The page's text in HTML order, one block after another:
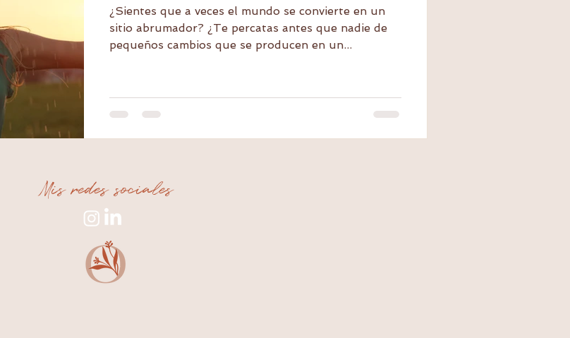
¿Sientes que a veces el mundo se convierte en un
sitio abrumador? ¿Te percatas antes que nadie de
pequeños cambios que se producen en un...
Mis redes sociales